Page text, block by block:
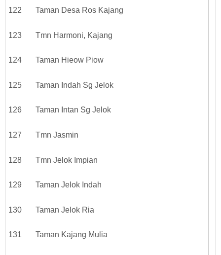
122 Taman Desa Ros Kajang
123 Tmn Harmoni, Kajang
124 Taman Hieow Piow
125 Taman Indah Sg Jelok
126 Taman Intan Sg Jelok
127 Tmn Jasmin
128 Tmn Jelok Impian
129 Taman Jelok Indah
130 Taman Jelok Ria
131 Taman Kajang Mulia